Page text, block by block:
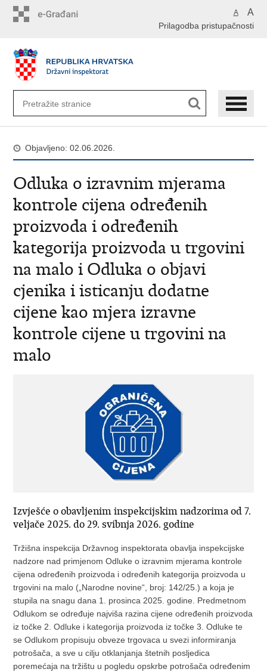
A A
Prilagodba pristupačnosti
Objavljeno: 02.06.2026.
Odluka o izravnim mjerama
kontrole cijena određenih
proizvoda i određenih
kategorija proizvoda u trgovini
na malo i Odluka o objavi
cjenika i isticanju dodatne
cijene kao mjera izravne
kontrole cijene u trgovini na
malo
Izvješće o obavljenim inspekcijskim nadzorima od 7.
veljače 2025. do 29. svibnja 2026. godine
Tržišna inspekcija Državnog inspektorata obavlja inspekcijske
nadzore nad primjenom Odluke o izravnim mjerama kontrole
cijena određenih proizvoda i određenih kategorija proizvoda u
trgovini na malo („Narodne novine“, broj: 142/25.) a koja je
stupila na snagu dana 1. prosinca 2025. godine. Predmetnom
Odlukom se određuje najviša razina cijene određenih proizvoda
iz točke 2. Odluke i kategorija proizvoda iz točke 3. Odluke te
se Odlukom propisuju obveze trgovaca u svezi informiranja
potrošača, a sve u cilju otklanjanja štetnih posljedica
poremećaja na tržištu u pogledu opskrbe potrošača određenim